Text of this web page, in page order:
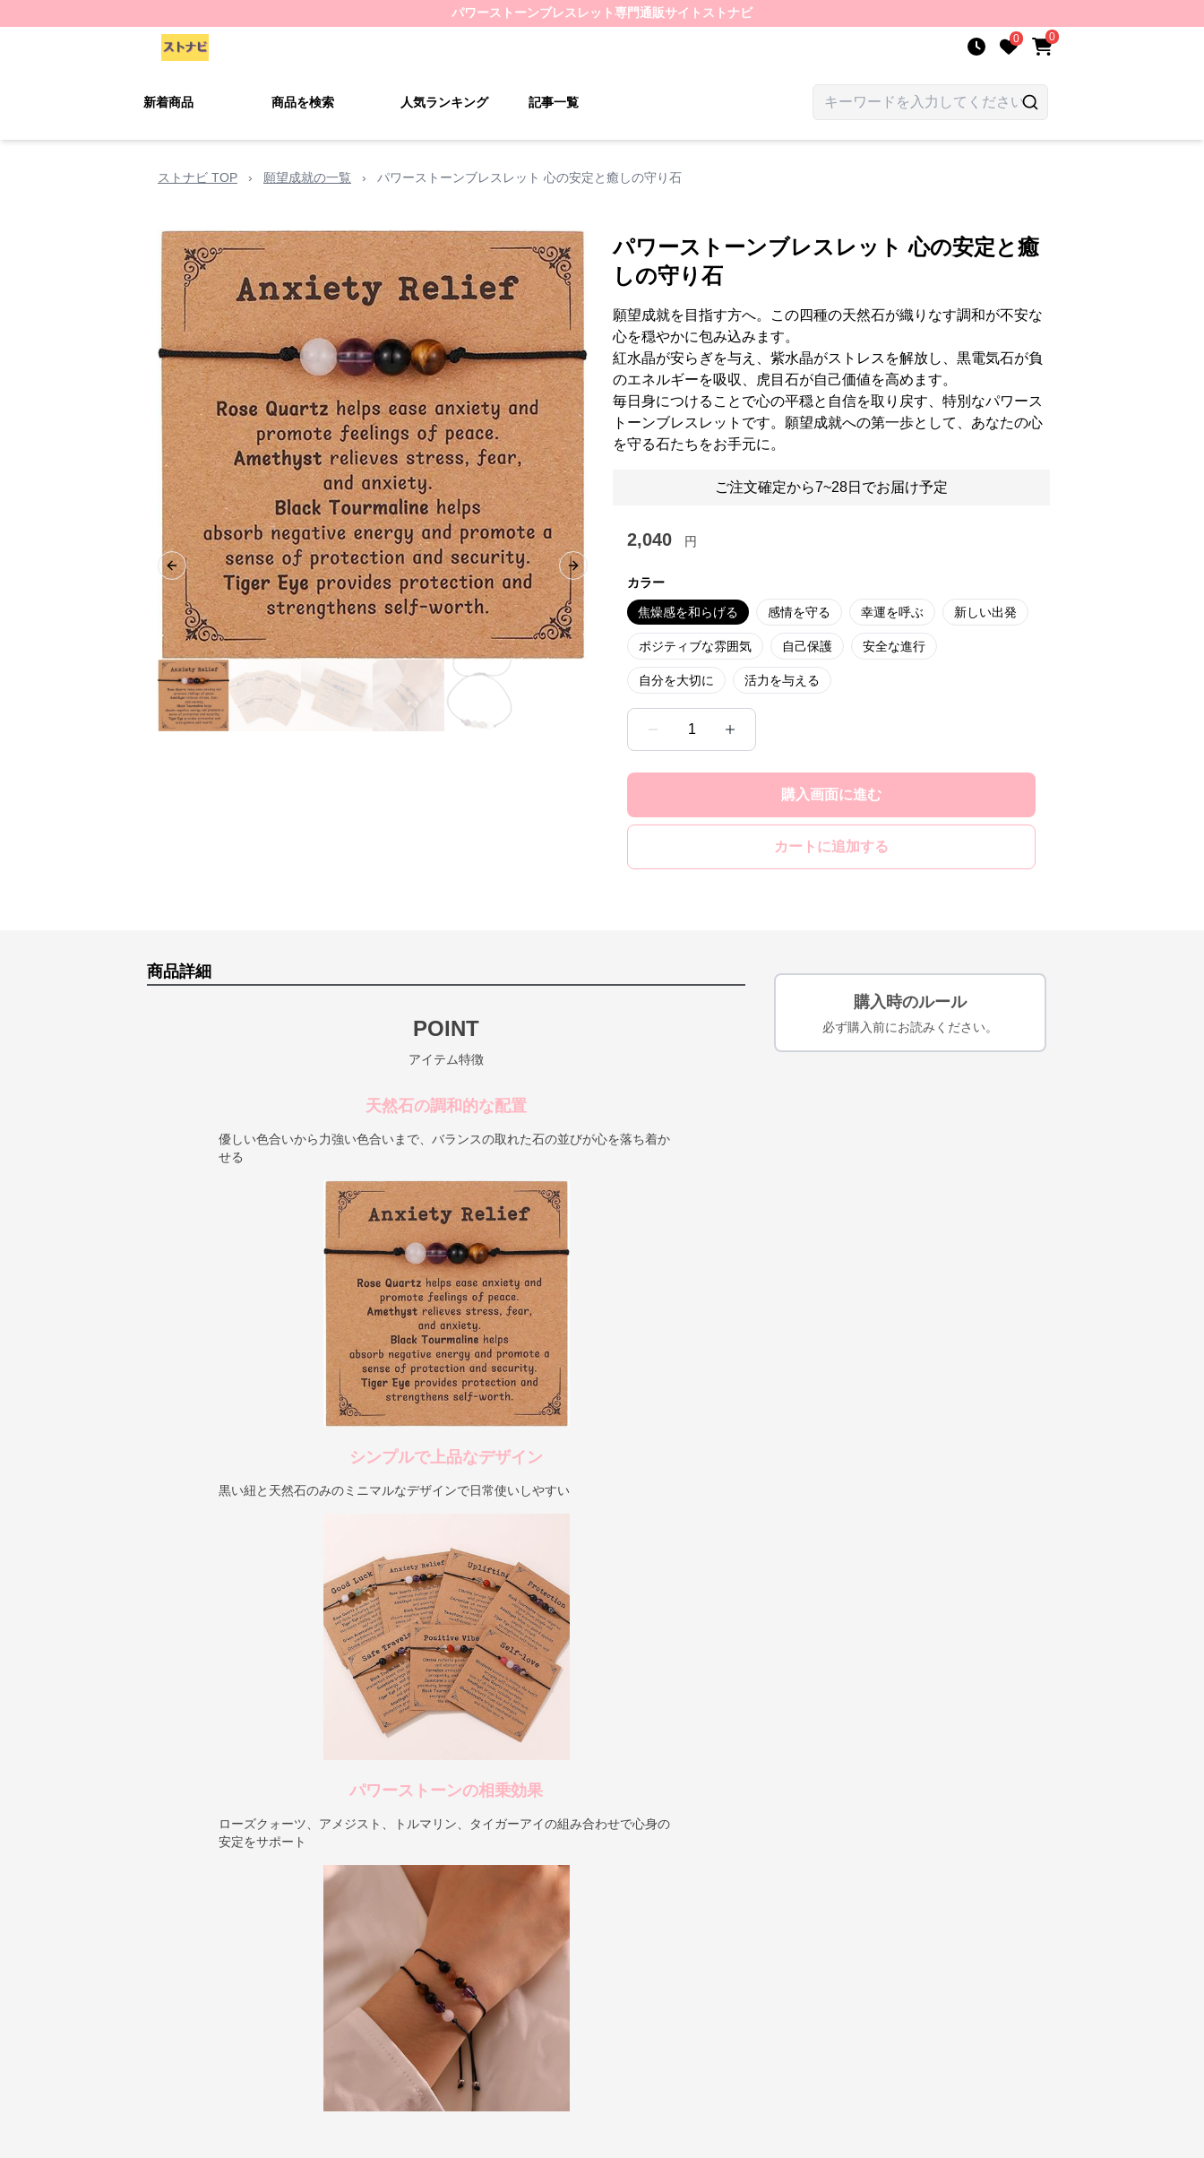
パワーストーンブレスレット専門通販サイト ストナビ
0 0
新着商品 商品を検索 人気ランキング 記事一覧
ストナビ TOP › 願望成就の一覧 › パワーストーンブレスレット 心の安定と癒しの守り石
Previous slide Next slide
パワーストーンブレスレット 心の安定と癒
しの守り石
願望成就を目指す方へ。この四種の天然石が織りなす調和が不安な
心を穏やかに包み込みます。
紅水晶が安らぎを与え、紫水晶がストレスを解放し、黒電気石が負
のエネルギーを吸収、虎目石が自己価値を高めます。
毎日身につけることで心の平穏と自信を取り戻す、特別なパワース
トーンブレスレットです。願望成就への第一歩として、あなたの心
を守る石たちをお手元に。
ご注文確定から7~28日でお届け予定
2,040 円
カラー
焦燥感を和らげる 感情を守る 幸運を呼ぶ 新しい出発
ポジティブな雰囲気 自己保護 安全な進行
自分を大切に 活力を与える
1
購入画面に進む
カートに追加する
商品詳細
POINT
アイテム特徴
天然石の調和的な配置
優しい色合いから力強い色合いまで、バランスの取れた石の並びが心を落ち着か
せる
シンプルで上品なデザイン
黒い紐と天然石のみのミニマルなデザインで日常使いしやすい
パワーストーンの相乗効果
ローズクォーツ、アメジスト、トルマリン、タイガーアイの組み合わせで心身の
安定をサポート
購入時のルール
必ず購入前にお読みください。